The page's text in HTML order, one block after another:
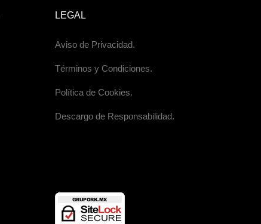
LEGAL
Aviso de Privacidad.
Términos y Condiciones.
Política de Cookies.
Descargo de Responsabilidad.